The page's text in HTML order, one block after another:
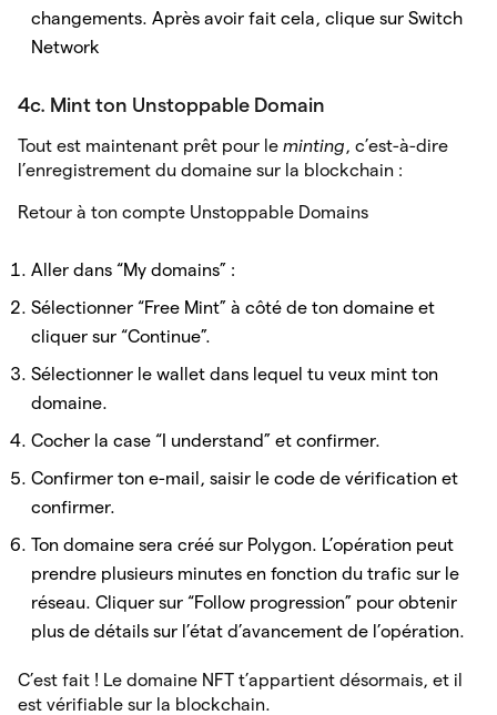
changements. Après avoir fait cela, clique sur Switch
Network
4c. Mint ton Unstoppable Domain
Tout est maintenant prêt pour le minting, c’est-à-dire
l’enregistrement du domaine sur la blockchain :
Retour à ton compte Unstoppable Domains
Aller dans “My domains” :
Sélectionner “Free Mint” à côté de ton domaine et
cliquer sur “Continue”.
Sélectionner le wallet dans lequel tu veux mint ton
domaine.
Cocher la case “I understand” et confirmer.
Confirmer ton e-mail, saisir le code de vérification et
confirmer.
Ton domaine sera créé sur Polygon. L’opération peut
prendre plusieurs minutes en fonction du trafic sur le
réseau. Cliquer sur “Follow progression” pour obtenir
plus de détails sur l’état d’avancement de l’opération.
C’est fait ! Le domaine NFT t’appartient désormais, et il
est vérifiable sur la blockchain.